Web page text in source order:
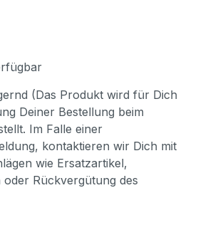
(Das Produkt wird für Dich
Deiner Bestellung beim
Im Falle einer
kontaktieren wir Dich mit
wie Ersatzartikel,
oder Rückvergütung des